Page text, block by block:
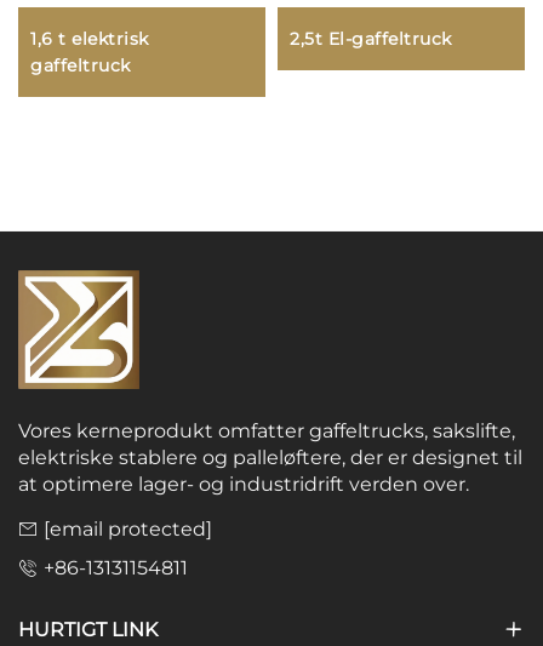
1,6 t elektrisk
gaffeltruck
2,5t El-gaffeltruck
Vores kerneprodukt omfatter gaffeltrucks, sakslifte,
elektriske stablere og palleløftere, der er designet til
at optimere lager- og industridrift verden over.
[email protected]
+86-13131154811
HURTIGT LINK